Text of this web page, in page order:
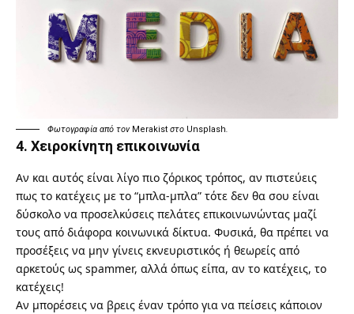
Φωτογραφία από τον Merakist στο Unsplash.
4. Χειροκίνητη επικοινωνία
Αν και αυτός είναι λίγο πιο ζόρικος τρόπος, αν πιστεύεις
πως το κατέχεις με το “μπλα-μπλα” τότε δεν θα σου είναι
δύσκολο να προσελκύσεις πελάτες επικοινωνώντας μαζί
τους από διάφορα κοινωνικά δίκτυα. Φυσικά, θα πρέπει να
προσέξεις να μην γίνεις εκνευριστικός ή θεωρείς από
αρκετούς ως spammer, αλλά όπως είπα, αν το κατέχεις, το
κατέχεις!
Αν μπορέσεις να βρεις έναν τρόπο για να πείσεις κάποιον